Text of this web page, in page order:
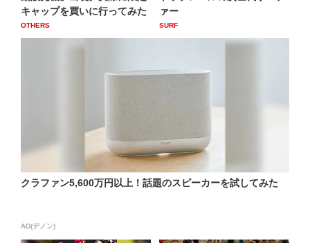
キャップを買いに行ってみた
OTHERS
ァー
SURF
クラファン5,600万円以上！話題のスピーカーを試してみた
AD(デノン)